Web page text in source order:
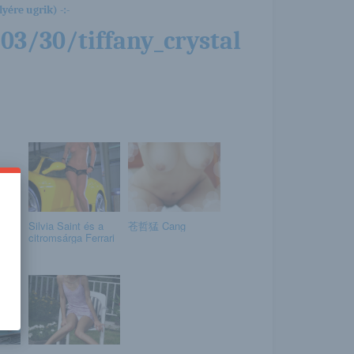
ugrik) -:-
30/tiffany_crystal
Silvia Saint és a
citromsárga Ferrari
苍哲猛 Cang